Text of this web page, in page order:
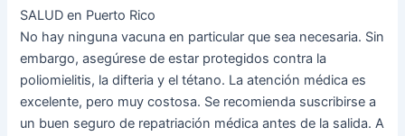
SALUD en Puerto Rico
No hay ninguna vacuna en particular que sea necesaria. Sin
embargo, asegúrese de estar protegidos contra la
poliomielitis, la difteria y el tétano. La atención médica es
excelente, pero muy costosa. Se recomienda suscribirse a
un buen seguro de repatriación médica antes de la salida. A